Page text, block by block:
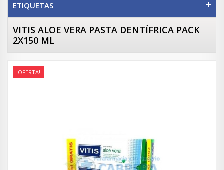
ETIQUETAS
VITIS ALOE VERA PASTA DENTÍFRICA PACK
2X150 ML
¡OFERTA!